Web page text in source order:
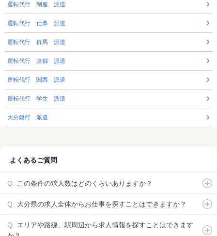
運転代行 制服 派遣
運転代行 仕事 派遣
運転代行 群馬 派遣
運転代行 京都 派遣
運転代行 関西 派遣
運転代行 学生 派遣
大分銀行 派遣
よくあるご質問
この条件の求人数はどのくらいありますか？
大分県の求人全体からお仕事を探すことはできますか？
エリアや路線、駅周辺から求人情報を探すことはできます